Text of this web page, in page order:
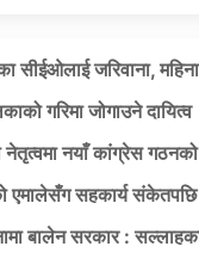
सीईओलाई जरिवाना,
गरिमा जोगाउने दायित्व
नयाँ कांग्रेस
एमालेसँग सहकार्य संकेतपछि
बालेन सरकार :